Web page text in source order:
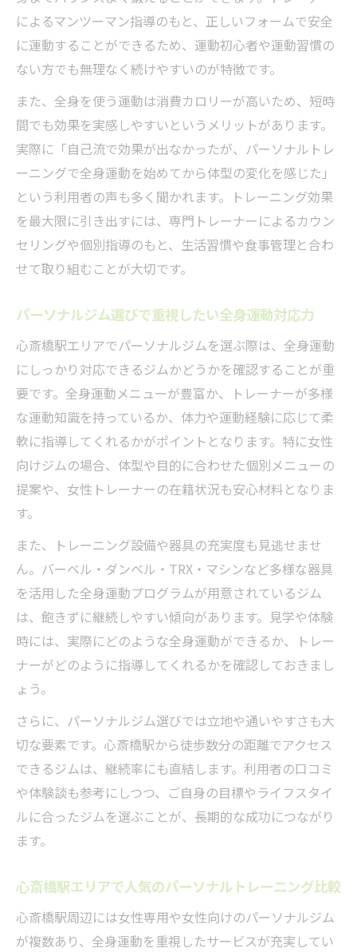
によるマンツーマン指導のもと、正しいフォームで安全
に運動することができるため、運動初心者や運動習慣の
ない方でも無理なく続けやすいのが特徴です。
また、全身を使う運動は消費カロリーが高いため、短時
間でも効果を実感しやすいというメリットがあります。
実際に「自己流で効果が出なかったが、パーソナルトレ
ーニングで全身運動を始めてから体型の変化を感じた」
という利用者の声も多く聞かれます。トレーニング効果
を最大限に引き出すには、専門トレーナーによるカウン
セリングや個別指導のもと、生活習慣や食事管理と合わ
せて取り組むことが大切です。
パーソナルジム選びで重視したい全身運動対応力
心斎橋駅エリアでパーソナルジムを選ぶ際は、全身運動
にしっかり対応できるジムかどうかを確認することが重
要です。全身運動メニューが豊富か、トレーナーが多様
な運動知識を持っているか、体力や運動経験に応じて柔
軟に指導してくれるかがポイントとなります。特に女性
向けジムの場合、体型や目的に合わせた個別メニューの
提案や、女性トレーナーの在籍状況も安心材料となりま
す。
また、トレーニング設備や器具の充実度も見逃せませ
ん。バーベル・ダンベル・TRX・マシンなど多様な器具
を活用した全身運動プログラムが用意されているジム
は、飽きずに継続しやすい傾向があります。見学や体験
時には、実際にどのような全身運動ができるか、トレー
ナーがどのように指導してくれるかを確認しておきまし
ょう。
さらに、パーソナルジム選びでは立地や通いやすさも大
切な要素です。心斎橋駅から徒歩数分の距離でアクセス
できるジムは、継続率にも直結します。利用者の口コミ
や体験談も参考にしつつ、ご自身の目標やライフスタイ
ルに合ったジムを選ぶことが、長期的な成功につながり
ます。
心斎橋駅エリアで人気のパーソナルトレーニング比較
心斎橋駅周辺には女性専用や女性向けのパーソナルジム
が複数あり、全身運動を重視したサービスが充実してい